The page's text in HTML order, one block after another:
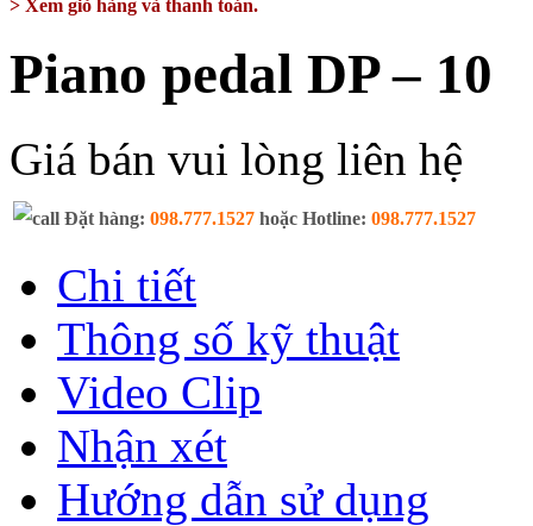
> Xem giỏ hàng và thanh toán.
Piano pedal DP – 10
Giá bán vui lòng liên hệ
Đặt hàng: 098.777.1527 hoặc Hotline: 098.777.1527
Chi tiết
Thông số kỹ thuật
Video Clip
Nhận xét
Hướng dẫn sử dụng